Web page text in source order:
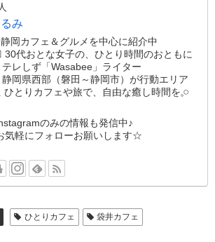
るみ
静岡カフェ＆グルメを中心に紹介中
30代おとな女子の、ひとり時間のおともに
テレしず「Wasabee」ライター
静岡県西部（磐田～静岡市）が行動エリア
とりカフェや旅で、自由な癒し時間を𓈒𓏸
のみの情報も発信中♪
気軽にフォローお願いします☆
ひとりカフェ 袋井カフェ